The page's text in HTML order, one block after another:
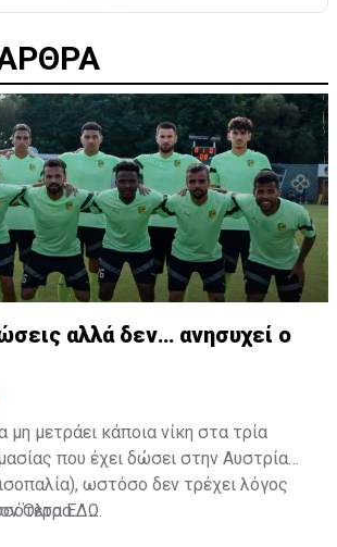
αλλά δεν… ανησυχεί ο
μετράει κάποια νίκη στα τρία
που έχει δώσει στην Αυστρία
ωστόσο δεν τρέχει λόγος
Όλτρα.ΕΔΩ.